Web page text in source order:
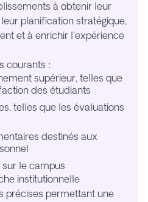
à obtenir leur
planification stratégique,
et à enrichir l'expérience
courants :
supérieur, telles que
des étudiants
telles que les évaluations
destinés aux
le campus
institutionnelle
précises permettant une